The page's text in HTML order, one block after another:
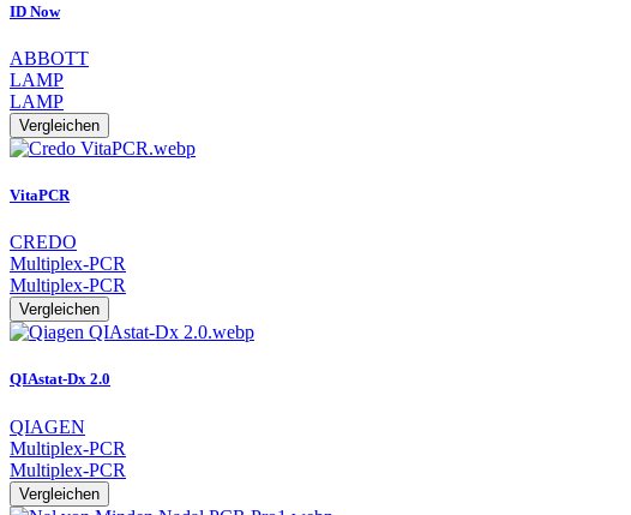
ID Now
ABBOTT
LAMP
LAMP
Vergleichen
VitaPCR
CREDO
Multiplex-PCR
Multiplex-PCR
Vergleichen
QIAstat-Dx 2.0
QIAGEN
Multiplex-PCR
Multiplex-PCR
Vergleichen